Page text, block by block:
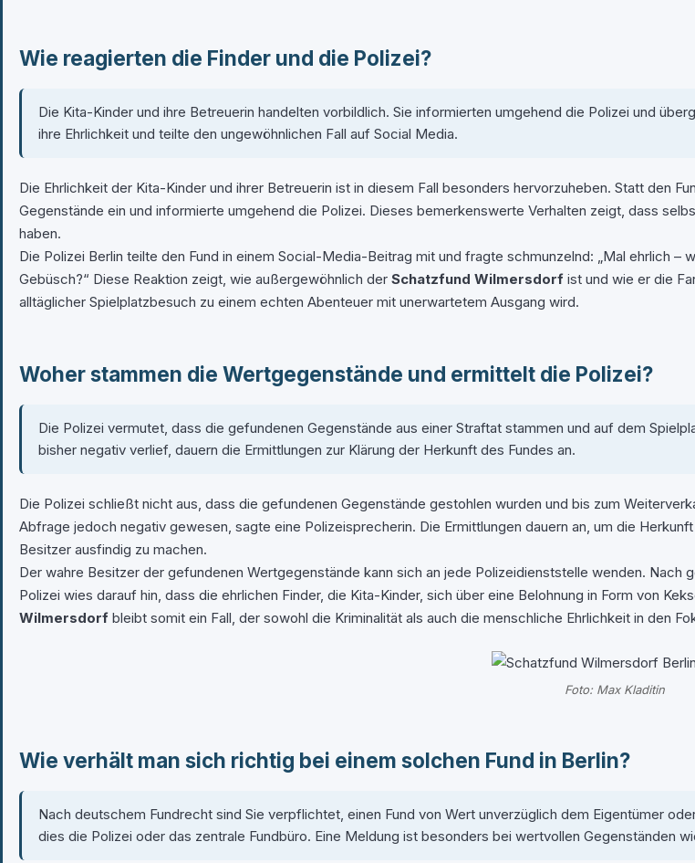
Wie reagierten die Finder und die Polizei?
Die Kita-Kinder und ihre Betreuerin handelten vorbildlich. Sie informierten umgehend die Polizei und
ihre Ehrlichkeit und teilte den ungewöhnlichen Fall auf Social Media.
Die Ehrlichkeit der Kita-Kinder und ihrer Betreuerin ist in diesem Fall besonders hervorzuheben. Statt den
Gegenstände ein und informierte umgehend die Polizei. Dieses bemerkenswerte Verhalten zeigt, dass
haben.
Die Polizei Berlin teilte den Fund in einem Social-Media-Beitrag mit und fragte schmunzelnd: „Mal ehrlich
Gebüsch?“ Diese Reaktion zeigt, wie außergewöhnlich der Schatzfund Wilmersdorf ist und wie er die
alltäglicher Spielplatzbesuch zu einem echten Abenteuer mit unerwartetem Ausgang wird.
Woher stammen die Wertgegenstände und ermittelt die Polizei?
Die Polizei vermutet, dass die gefundenen Gegenstände aus einer Straftat stammen und auf dem
bisher negativ verlief, dauern die Ermittlungen zur Klärung der Herkunft des Fundes an.
Die Polizei schließt nicht aus, dass die gefundenen Gegenstände gestohlen wurden und bis zum
Abfrage jedoch negativ gewesen, sagte eine Polizeisprecherin. Die Ermittlungen dauern an, um die
Besitzer ausfindig zu machen.
Der wahre Besitzer der gefundenen Wertgegenstände kann sich an jede Polizeidienststelle wenden.
Polizei wies darauf hin, dass die ehrlichen Finder, die Kita-Kinder, sich über eine Belohnung in Form von
Wilmersdorf bleibt somit ein Fall, der sowohl die Kriminalität als auch die menschliche Ehrlichkeit in den
Foto: Max Kladitin
Wie verhält man sich richtig bei einem solchen Fund in Berlin?
Nach deutschem Fundrecht sind Sie verpflichtet, einen Fund von Wert unverzüglich dem Eigentümer
dies die Polizei oder das zentrale Fundbüro. Eine Meldung ist besonders bei wertvollen Gegenständen